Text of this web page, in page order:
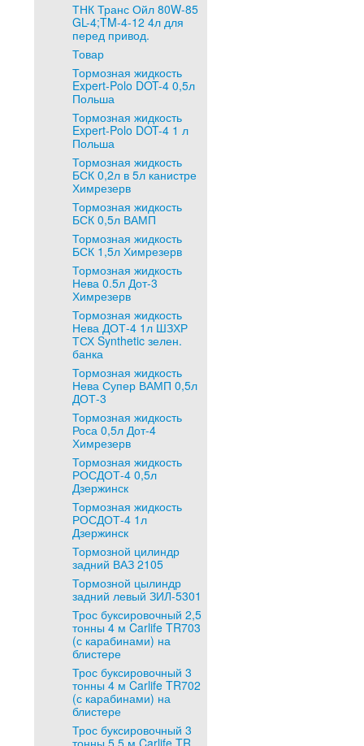
ТНК Транс Ойл 80W-85
GL-4;TM-4-12 4л для
перед привод.
Товар
Тормозная жидкость
Expert-Polo DOT-4 0,5л
Польша
Тормозная жидкость
Expert-Polo DOT-4 1 л
Польша
Тормозная жидкость
БСК 0,2л в 5л канистре
Химрезерв
Тормозная жидкость
БСК 0,5л ВАМП
Тормозная жидкость
БСК 1,5л Химрезерв
Тормозная жидкость
Нева 0.5л Дот-3
Химрезерв
Тормозная жидкость
Нева ДОТ-4 1л ШЗХР
ТСХ Synthetic зелен.
банка
Тормозная жидкость
Нева Супер ВАМП 0,5л
ДОТ-3
Тормозная жидкость
Роса 0,5л Дот-4
Химрезерв
Тормозная жидкость
РОСДОТ-4 0,5л
Дзержинск
Тормозная жидкость
РОСДОТ-4 1л
Дзержинск
Тормозной цилиндр
задний ВАЗ 2105
Тормозной цылиндр
задний левый ЗИЛ-5301
Трос буксировочный 2,5
тонны 4 м Carlife TR703
(с карабинами) на
блистере
Трос буксировочный 3
тонны 4 м Carlife TR702
(с карабинами) на
блистере
Трос буксировочный 3
тонны 5,5 м Carlife TR